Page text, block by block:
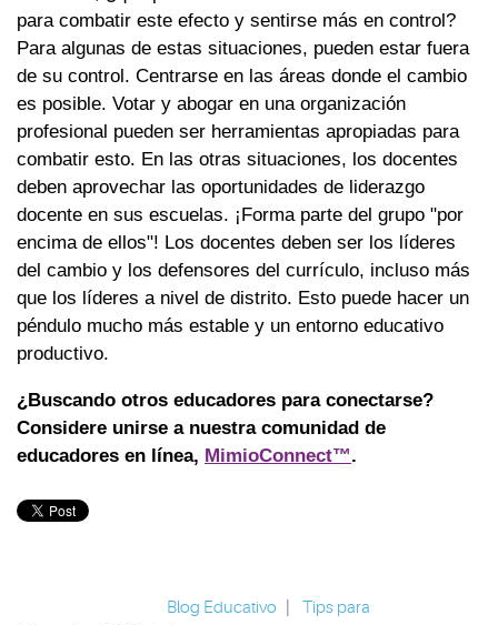
para combatir este efecto y sentirse más en control?
Para algunas de estas situaciones, pueden estar fuera
de su control. Centrarse en las áreas donde el cambio
es posible. Votar y abogar en una organización
profesional pueden ser herramientas apropiadas para
combatir esto. En las otras situaciones, los docentes
deben aprovechar las oportunidades de liderazgo
docente en sus escuelas. ¡Forma parte del grupo "por
encima de ellos"! Los docentes deben ser los líderes
del cambio y los defensores del currículo, incluso más
que los líderes a nivel de distrito. Esto puede hacer un
péndulo mucho más estable y un entorno educativo
productivo.
¿Buscando otros educadores para conectarse?
Considere unirse a nuestra comunidad de
educadores en línea, MimioConnect™.
Blog Educativo
Tips para